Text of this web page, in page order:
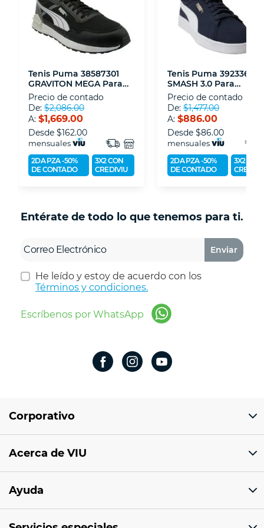
- Nos encontramos en la lista de socios Activos
de la Asociación de Internet.MX.
Tenis Puma 38587301
GRAVITON MEGA Para
Caballero 28
Precio de contado
De: $2,086.00
A: $1,669.00
Desde $162.00
mensuales
2DA PZA -50%
DE CONTADO
3X2 CON
CREDIVIU
Tenis Puma 39233603
SMASH 3.0 Para
Caballero 28
Precio de contado
De: $1,477.00
A: $886.00
Desde $86.00
mensuales
2DA PZA -50%
DE CONTADO
3X2 CON
Entérate de todo lo que tenemos para ti.
Enviar
He leído y estoy de acuerdo con los
Términos y condiciones.
Escríbenos por WhatsApp
Corporativo
Av 18 de marzo # 309. Colonia la Nogalera.
México
Correo: ventaenlinea@viu.mx
Acerca de VIU
Sucursales
Ayuda